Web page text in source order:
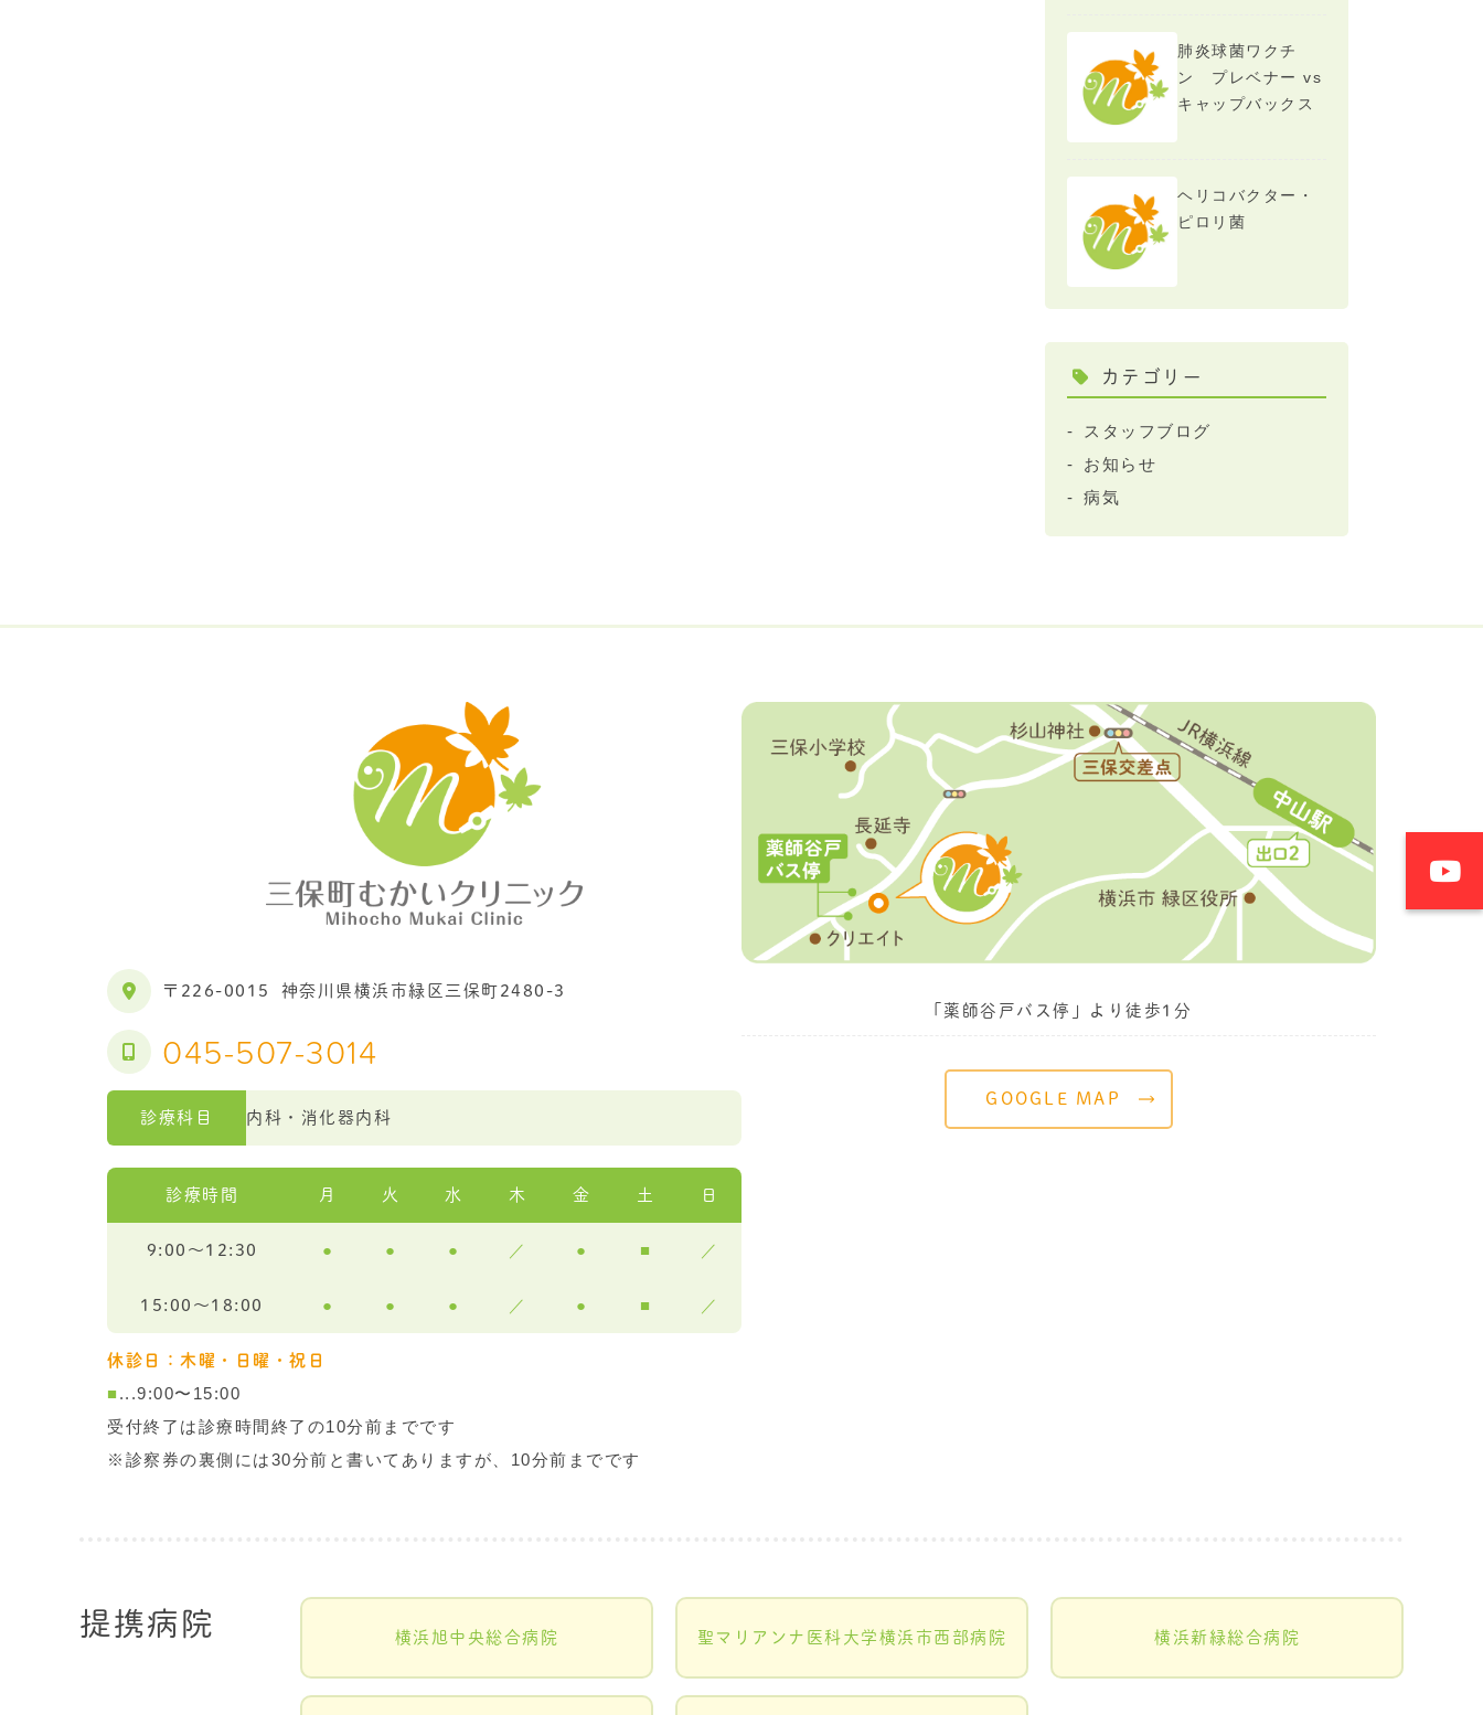
肺炎球菌ワクチ
ン プレベナー vs
キャップバックス
ヘリコバクター・
ピロリ菌
カテゴリー
スタッフブログ
お知らせ
病気
〒226-0015 神奈川県横浜市緑区三保町2480-3
045-507-3014
診療科目 内科・消化器内科
診療時間 月 火 水 木 金 土 日
9:00〜12:30 ● ● ● ／ ● ■ ／
15:00〜18:00 ● ● ● ／ ● ■ ／
休診日：木曜・日曜・祝日
■...9:00〜15:00
受付終了は診療時間終了の10分前までです
※診察券の裏側には30分前と書いてありますが、10分前までです
「薬師谷戸バス停」より徒歩1分
GOOGLE MAP
提携病院 横浜旭中央総合病院 聖マリアンナ医科大学横浜市西部病院 横浜新緑総合病院